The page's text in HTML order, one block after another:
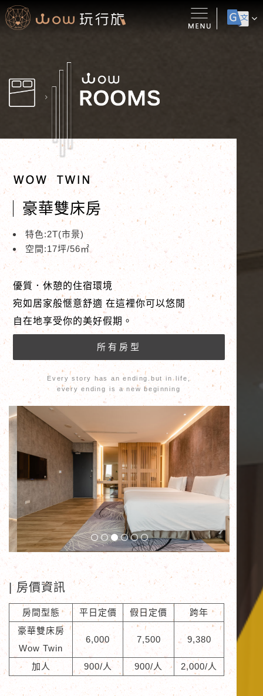
豪華雙床房
特色:2T(市景)
空間:17坪/56㎡
優質．休憩的住宿環境
宛如居家般愜意舒適 在這裡你可以悠閒
自在地享受你的美好假期。
Every story has an ending.but in life,
every ending is a new beginning
| 房價資訊
房間型態 平日定價 假日定價
跨年
豪華雙床房
Wow Twin
6,000 7,500 9,380
加人 900/人 900/人 2,000/人